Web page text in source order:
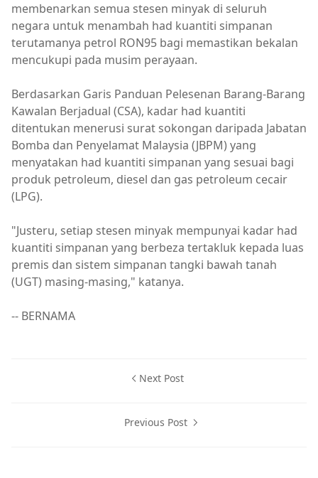
membenarkan semua stesen minyak di seluruh
negara untuk menambah had kuantiti simpanan
terutamanya petrol RON95 bagi memastikan bekalan
mencukupi pada musim perayaan.
Berdasarkan Garis Panduan Pelesenan Barang-Barang
Kawalan Berjadual (CSA), kadar had kuantiti
ditentukan menerusi surat sokongan daripada Jabatan
Bomba dan Penyelamat Malaysia (JBPM) yang
menyatakan had kuantiti simpanan yang sesuai bagi
produk petroleum, diesel dan gas petroleum cecair
(LPG).
"Justeru, setiap stesen minyak mempunyai kadar had
kuantiti simpanan yang berbeza tertakluk kepada luas
premis dan sistem simpanan tangki bawah tanah
(UGT) masing-masing," katanya.
-- BERNAMA
Next Post
Previous Post